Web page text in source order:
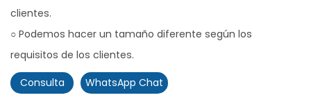
clientes.
○ Podemos hacer un tamaño diferente según los
requisitos de los clientes.
Consulta
WhatsApp Chat